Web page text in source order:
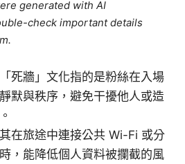
generated with AI
check important details
死牆」文化指的是粉絲在入場
默與秩序，避免干擾他人或造
在旅途中連接公共 Wi-Fi 或分
，能降低個人資料被攔截的風